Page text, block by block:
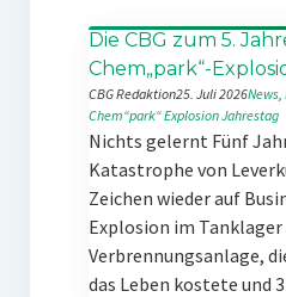
Die CBG zum 5.
Chem„park“-
CBG Redaktion25. Juli 2026News,
Chem“park“ExplosionJahrestag
Nichts gelernt Fünf
Katastrophe von
Zeichen wieder auf
Explosion im
Verbrennungsanlage,
das Leben kostete und